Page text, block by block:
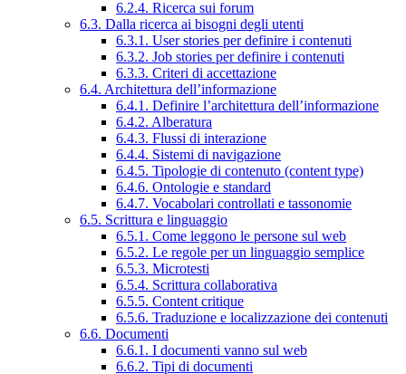
6.2.4. Ricerca sui forum
6.3. Dalla ricerca ai bisogni degli utenti
6.3.1. User stories per definire i contenuti
6.3.2. Job stories per definire i contenuti
6.3.3. Criteri di accettazione
6.4. Architettura dell’informazione
6.4.1. Definire l’architettura dell’informazione
6.4.2. Alberatura
6.4.3. Flussi di interazione
6.4.4. Sistemi di navigazione
6.4.5. Tipologie di contenuto (content type)
6.4.6. Ontologie e standard
6.4.7. Vocabolari controllati e tassonomie
6.5. Scrittura e linguaggio
6.5.1. Come leggono le persone sul web
6.5.2. Le regole per un linguaggio semplice
6.5.3. Microtesti
6.5.4. Scrittura collaborativa
6.5.5. Content critique
6.5.6. Traduzione e localizzazione dei contenuti
6.6. Documenti
6.6.1. I documenti vanno sul web
6.6.2. Tipi di documenti